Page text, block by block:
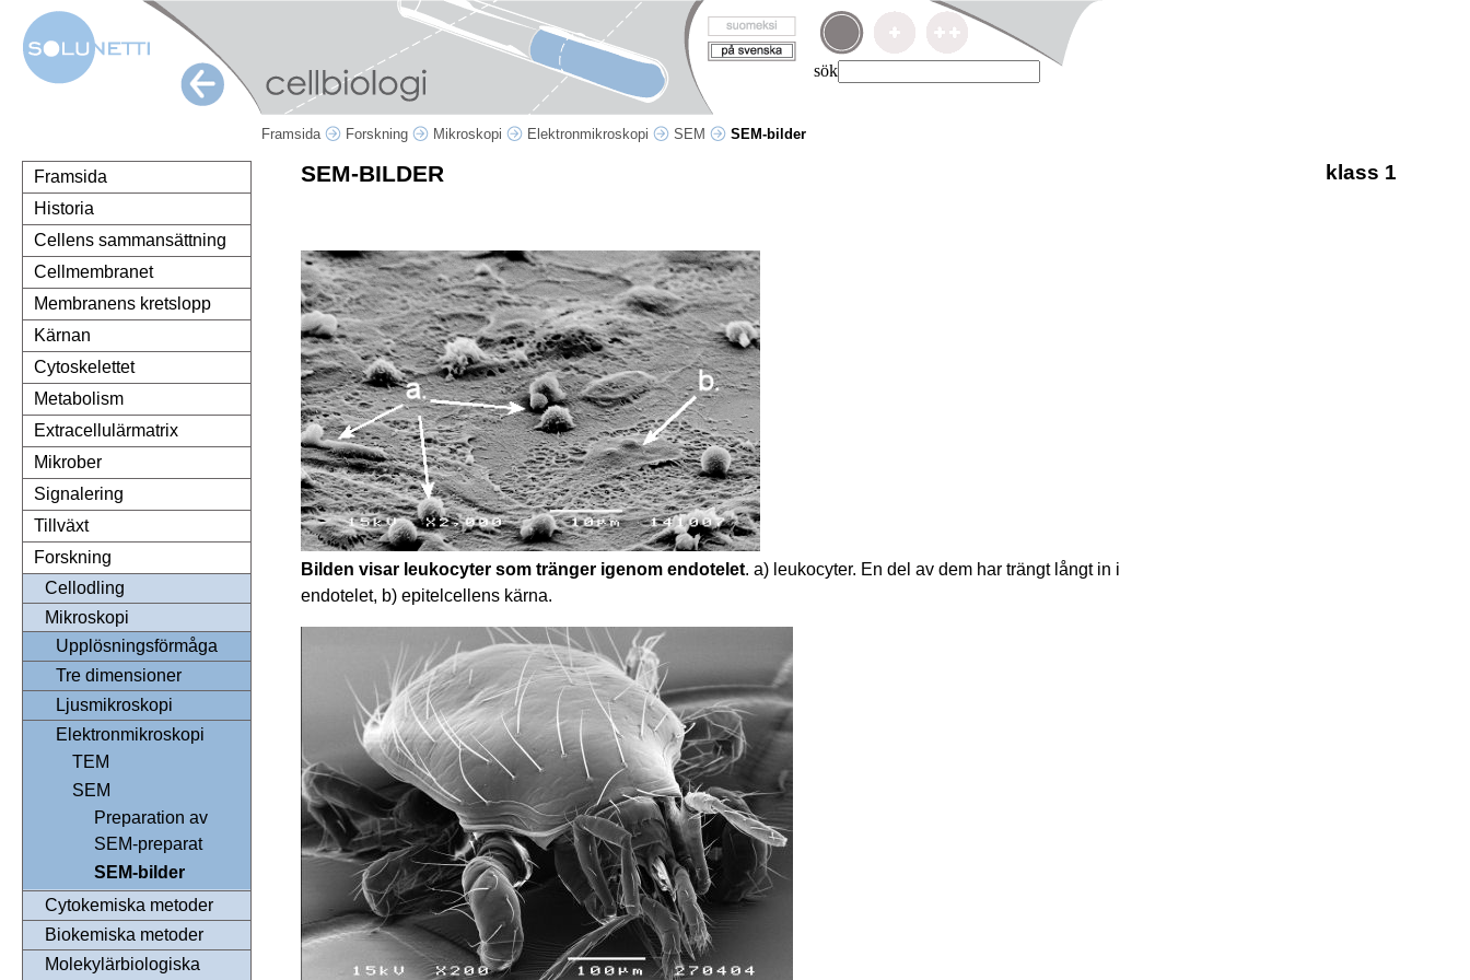
sök
Framsida Forskning Mikroskopi Elektronmikroskopi SEM SEM-bilder
Framsida
Historia
Cellens sammansättning
Cellmembranet
Membranens kretslopp
Kärnan
Cytoskelettet
Metabolism
Extracellulärmatrix
Mikrober
Signalering
Tillväxt
Forskning
Cellodling
Mikroskopi
Upplösningsförmåga
Tre dimensioner
Ljusmikroskopi
Elektronmikroskopi
TEM
SEM
Preparation av
SEM-preparat
SEM-bilder
Cytokemiska metoder
Biokemiska metoder
Molekylärbiologiska
klass 1
SEM-BILDER
Bilden visar leukocyter som tränger igenom endotelet. a) leukocyter. En del av dem har trängt långt in i
endotelet, b) epitelcellens kärna.